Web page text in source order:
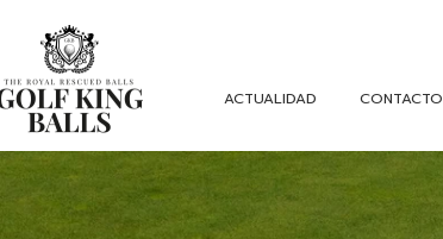
ACTUALIDAD CONTACTO